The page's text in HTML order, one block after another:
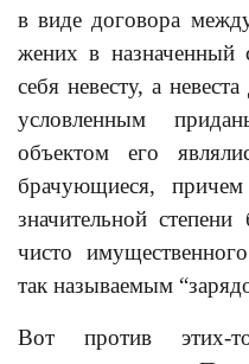
в виде договора
жених в назначенный
себя невесту, а
условленным
объектом его
брачующиеся,
значительной
чисто
так называемым
Вот против этих-